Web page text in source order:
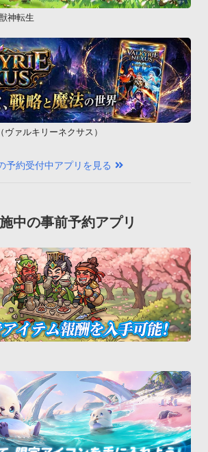
神転生
ァルキリーネクサス）
予約受付中アプリを見る
中の事前予約アプリ